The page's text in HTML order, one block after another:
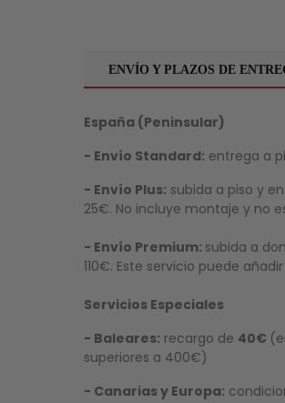
ENVÍO Y PLAZOS DE
España (Peninsular)
- Envío Standard: entrega a
- Envío Plus: subida a piso y
25€. No incluye montaje y no
- Envío Premium: subida a
110€. Este servicio puede añadir
Servicios Especiales
- Baleares: recargo de 40€
superiores a 400€)
- Canarias y Europa: